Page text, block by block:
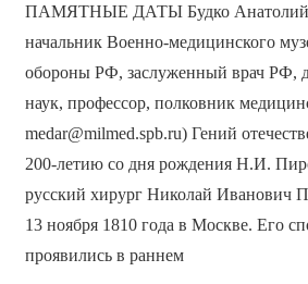
ПАМЯТНЫЕ ДАТЫ Будко Анатолий
начальник Военно-медицинского
обороны РФ, заслуженный врач РФ,
наук, профессор, полковник
medar@milmed.spb.ru) Гений
200-летию со дня рождения Н.И.
русский хирург Николай Иванович
13 ноября 1810 года в Москве. Его
проявились в раннем